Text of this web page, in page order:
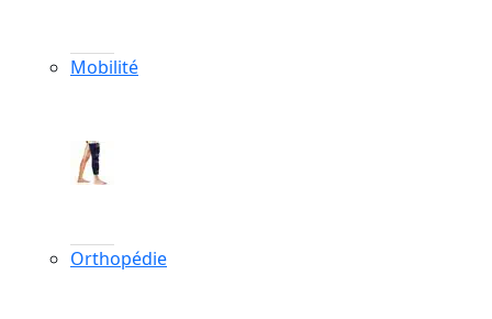
Mobilité
Orthopédie